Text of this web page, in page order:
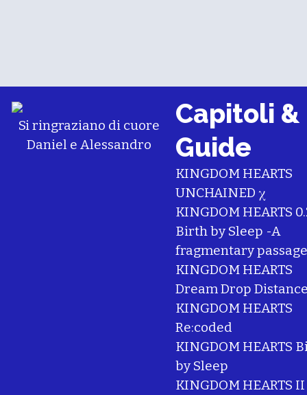
Si ringraziano di cuore
Daniel e Alessandro
Capitoli &
Guide
KINGDOM HEARTS
UNCHAINED χ
KINGDOM HEARTS
Birth by Sleep -A
fragmentary
KINGDOM HEARTS
Dream Drop
KINGDOM HEARTS
Re:coded
KINGDOM HEARTS
by Sleep
KINGDOM HEARTS II